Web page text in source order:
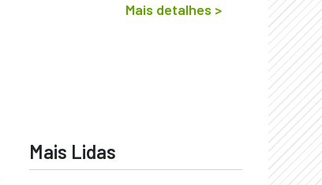
Mais detalhes >
Mais Lidas